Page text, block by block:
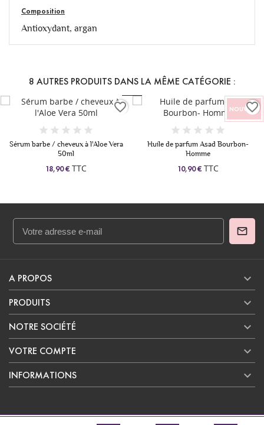
Composition
Antioxydant, argan
8 AUTRES PRODUITS DANS LA MÊME CATÉGORIE :
NOUVEAU
Huile de parfum Asad Bourbon-
Homme
10,90 €TTC
favorite_border Rupture de stock
Huile d'argan à l'Oud 30ml
18,00 €
A PROPOS 
PRODUITS 
NOTRE SOCIÉTÉ 
VOTRE COMPTE 
INFORMATIONS 